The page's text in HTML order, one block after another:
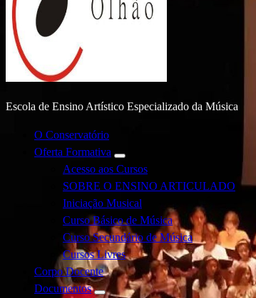
Escola de Ensino Artístico Especializado da Música
O Conservatório
Oferta Formativa
Acesso aos Cursos
SOBRE O ENSINO ARTICULADO
Iniciação Musical
Curso Básico de Música
Curso Secundário de Música
Cursos Livres
Corpo Docente
Documentos